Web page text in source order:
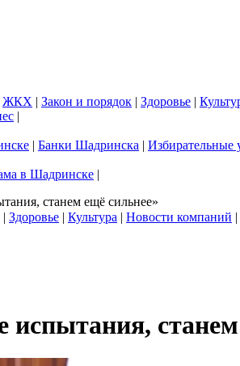
ЖКХ | Закон и порядок | Здоровье |
|
| Банки Шадринска | Избирательные
в Шадринске |
станем ещё сильнее»
| Здоровье | Культура | Новости компаний |
станем